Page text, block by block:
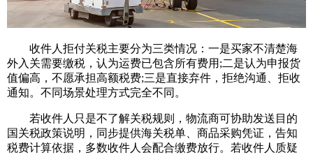
收件人拒付关税主要分为三类情况：一是买家不清楚海
外入关需要缴税，认为运费已包含所有费用;二是认为申报货
值偏高，不愿承担高额税费;三是直接弃件，拒绝沟通、拒收
通知。不同场景处理方式完全不同。
若收件人只是不了解关税规则，物流商可协助发送目的
国关税政策说明，同步提供海关税单、商品采购凭证，告知
税费计算依据，多数收件人会配合缴费放行。若收件人质疑